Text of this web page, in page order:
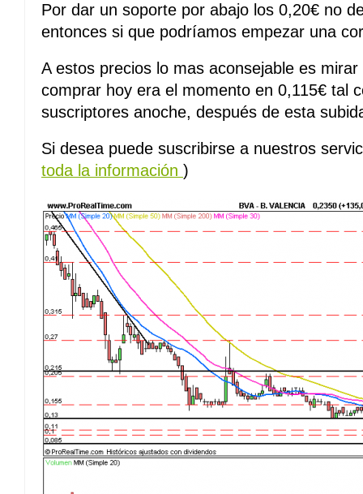
Por dar un soporte por abajo los 0,20€ no
entonces si que podríamos empezar una
A estos precios lo mas aconsejable es
comprar hoy era el momento en 0,115€ tal
suscriptores anoche, después de esta
Si desea puede suscribirse a nuestros
toda la información )